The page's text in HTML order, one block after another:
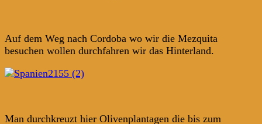
Auf dem Weg nach Cordoba wo wir die Mezquita
besuchen wollen durchfahren wir das Hinterland.
Man durchkreuzt hier Olivenplantagen die bis zum